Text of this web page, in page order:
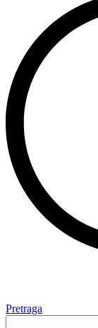
Pretraga